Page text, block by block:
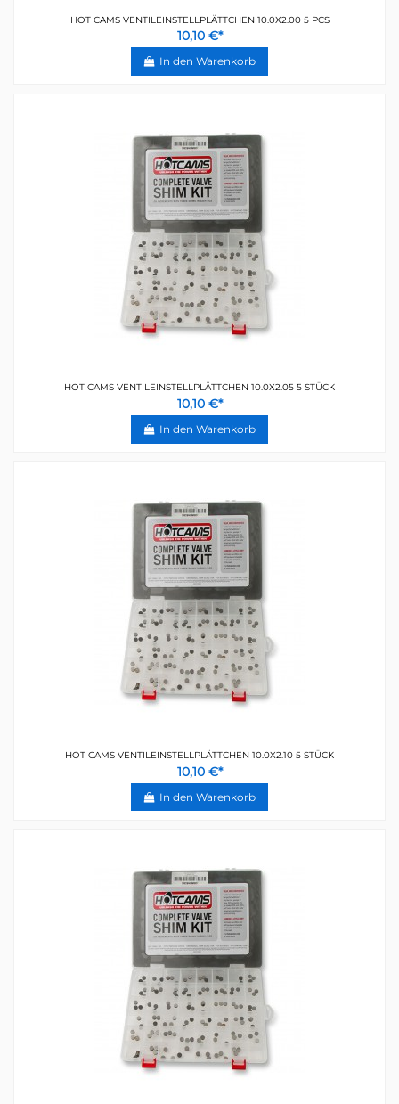
HOT CAMS VENTILEINSTELLPLÄTTCHEN 10.0X2.00 5 PCS
10,10 €*
In den Warenkorb
HOT CAMS VENTILEINSTELLPLÄTTCHEN 10.0X2.05 5 STÜCK
10,10 €*
In den Warenkorb
HOT CAMS VENTILEINSTELLPLÄTTCHEN 10.0X2.10 5 STÜCK
10,10 €*
In den Warenkorb